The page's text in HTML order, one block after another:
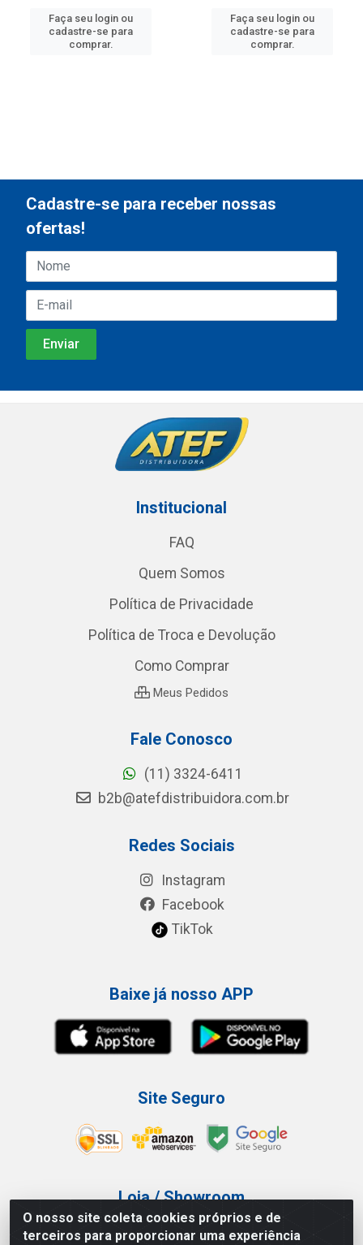
Faça seu login ou
cadastre-se para
comprar.
Faça seu login ou
cadastre-se para
comprar.
O nosso site coleta cookies próprios e de
terceiros para proporcionar uma experiência
Cadastre-se para receber nossas
ofertas!
Institucional
FAQ
Quem Somos
Política de Privacidade
Política de Troca e Devolução
Como Comprar
Meus Pedidos
Fale Conosco
(11) 3324-6411
b2b@atefdistribuidora.com.br
Redes Sociais
Instagram
Facebook
TikTok
Baixe já nosso APP
Site Seguro
Loja / Showroom
Tel.: (11) 3227-0546